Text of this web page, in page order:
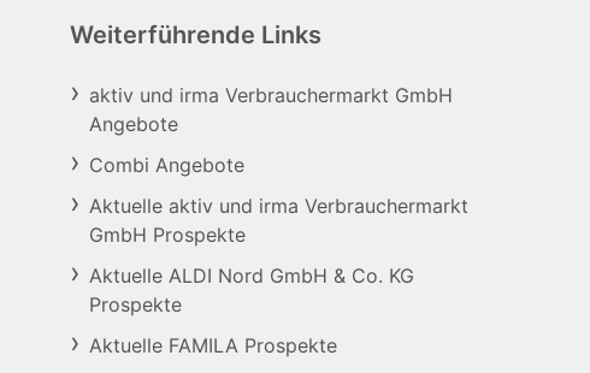
Weiterführende Links
aktiv und irma Verbrauchermarkt GmbH
Angebote
Combi Angebote
Aktuelle aktiv und irma Verbrauchermarkt
GmbH Prospekte
Aktuelle ALDI Nord GmbH & Co. KG
Prospekte
Aktuelle FAMILA Prospekte